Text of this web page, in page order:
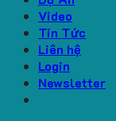
Video
Tin Tức
Liên hệ
Login
Newsletter